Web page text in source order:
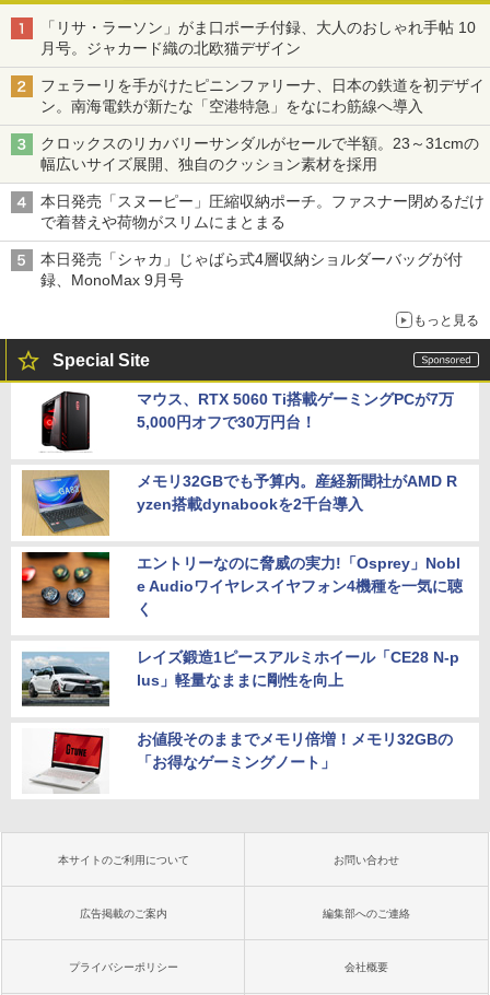
「リサ・ラーソン」がま口ポーチ付録、大人のおしゃれ手帖 10
月号。ジャカード織の北欧猫デザイン
フェラーリを手がけたピニンファリーナ、日本の鉄道を初デザイ
ン。南海電鉄が新たな「空港特急」をなにわ筋線へ導入
クロックスのリカバリーサンダルがセールで半額。23～31cmの
幅広いサイズ展開、独自のクッション素材を採用
本日発売「スヌーピー」圧縮収納ポーチ。ファスナー閉めるだけ
で着替えや荷物がスリムにまとまる
本日発売「シャカ」じゃばら式4層収納ショルダーバッグが付
録、MonoMax 9月号
もっと見る
Special Site
マウス、RTX 5060 Ti搭載ゲーミングPCが7万
5,000円オフで30万円台！
メモリ32GBでも予算内。産経新聞社がAMD R
yzen搭載dynabookを2千台導入
エントリーなのに脅威の実力!「Osprey」Nobl
e Audioワイヤレスイヤフォン4機種を一気に聴
く
レイズ鍛造1ピースアルミホイール「CE28 N-p
lus」軽量なままに剛性を向上
お値段そのままでメモリ倍増！メモリ32GBの
「お得なゲーミングノート」
本サイトのご利用について お問い合わせ
広告掲載のご案内 編集部へのご連絡
プライバシーポリシー 会社概要